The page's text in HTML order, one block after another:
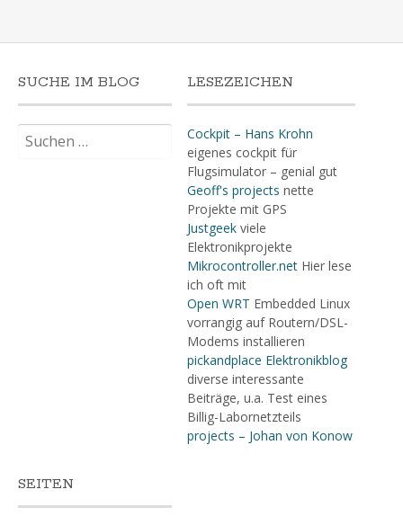
SUCHE IM BLOG
nach:
LESEZEICHEN
Cockpit – Hans Krohn
eigenes cockpit für
Flugsimulator – genial gut
Geoff's projects nette
Projekte mit GPS
Justgeekviele
Elektronikprojekte
Mikrocontroller.netHier lese
ich oft mit
Open WRT Embedded Linux
vorrangig auf Routern/DSL-
Modems installieren
pickandplace Elektronikblog
diverse interessante
Beiträge, u.a. Test eines
Billig-Labornetzteils
projects – Johan von Konow
SEITEN